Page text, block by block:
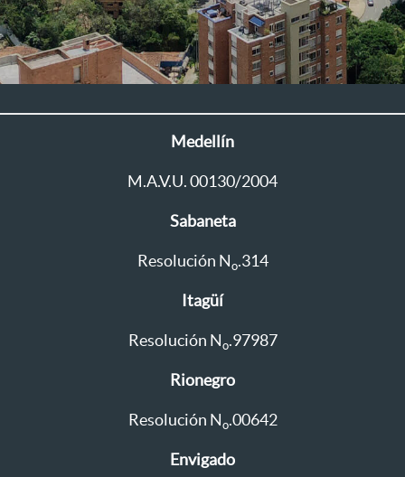
Medellín
M.A.V.U. 00130/2004
Sabaneta
Resolución N o.314
Itagüí
Resolución N o.97987
Rionegro
Resolución N o.00642
Envigado